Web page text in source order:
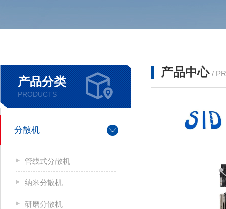
产品分类
PRODUCTS
分散机
管线式分散机
纳米分散机
研磨分散机
产品中心 /